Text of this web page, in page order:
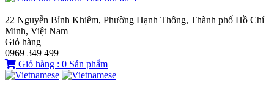
22 Nguyễn Bỉnh Khiêm, Phường Hạnh Thông, Thành phố Hồ Chí
Minh, Việt Nam
Giỏ hàng
0969 349 499
Giỏ hàng : 0 Sản phẩm